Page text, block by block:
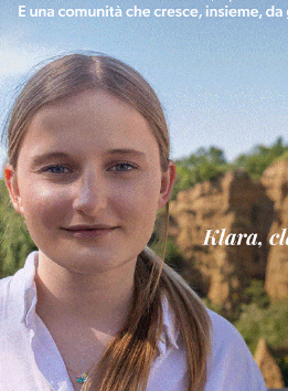
Un anno fa la strage in A1
Gianni, Giulia e Franco. Lo
processo, lo stop ai sorpassi
Articolo precedente
Sportello ‘Pronto badante’: riaprirà
giovedì 10 maggio
Ultime Notizie